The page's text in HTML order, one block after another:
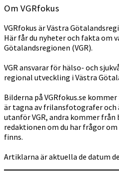
Om VGRfokus
VGRfokus är Västra
Här får du nyheter och fakta om
Götalandsregionen (VGR).
VGR ansvarar för hälso- och
regional utveckling i Västra
Bilderna på VGRfokus.se
är tagna av frilansfotografer
utanför VGR, andra kommer
redaktionen om du har frågor
finns.
Artiklarna är aktuella de datum